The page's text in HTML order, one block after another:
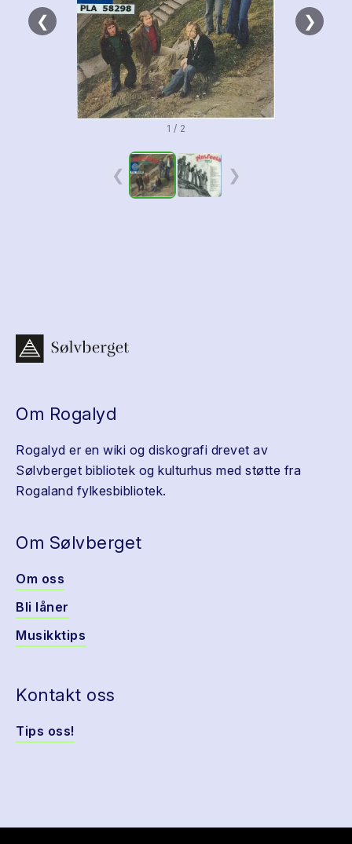
❮ ❯
1 / 2
❮ ❯
Om Rogalyd
Rogalyd er en wiki og diskografi drevet av
Sølvberget bibliotek og kulturhus med støtte fra
Rogaland fylkesbibliotek.
Om Sølvberget
Om oss
Bli låner
Musikktips
Kontakt oss
Tips oss!